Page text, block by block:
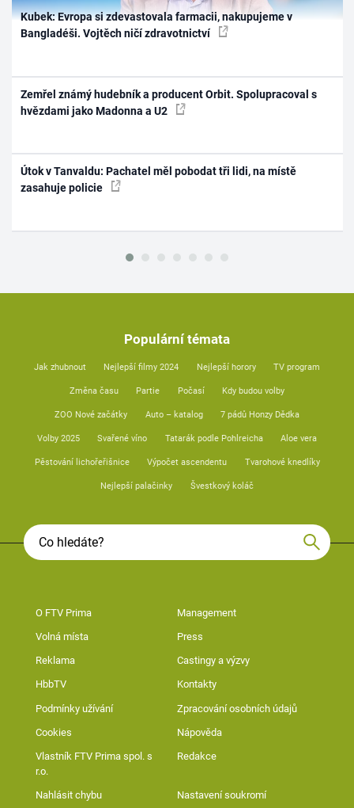
Kubek: Evropa si zdevastovala farmacii, nakupujeme v
Bangladéši. Vojtěch ničí zdravotnictví
Zemřel známý hudebník a producent Orbit. Spolupracoval s
hvězdami jako Madonna a U2
Útok v Tanvaldu: Pachatel měl pobodat tři lidi, na místě
zasahuje policie
Populární témata
Jak zhubnout Nejlepší filmy 2024 Nejlepší horory TV program
Změna času Partie Počasí Kdy budou volby
ZOO Nové začátky Auto – katalog 7 pádů Honzy Dědka
Volby 2025 Svařené víno Tatarák podle Pohlreicha Aloe vera
Pěstování lichořeřišnice Výpočet ascendentu Tvarohové knedlíky
Nejlepší palačinky Švestkový koláč
O FTV Prima Management
Volná místa Press
Reklama Castingy a výzvy
HbbTV Kontakty
Podmínky užívání Zpracování osobních údajů
Cookies Nápověda
Vlastník FTV Prima spol. s
r.o.
Redakce
Nahlásit chybu Nastavení soukromí